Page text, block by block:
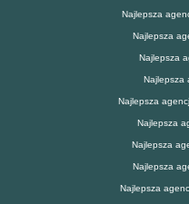
Najlepsza
Najlepsza
Najlepsza
Najlepsza
Najlepsza
Najlepsza
Najlepsza
Najlepsza
Najlepsza